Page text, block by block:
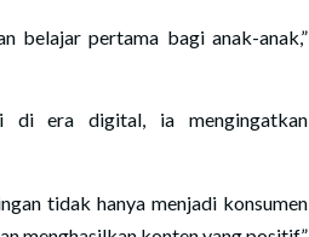
belajar pertama bagi anak-anak,”
di era digital, ia mengingatkan
tidak hanya menjadi konsumen